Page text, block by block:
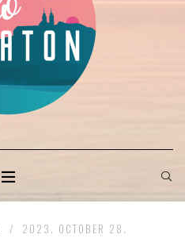
/ 2023. OCTOBER 28.